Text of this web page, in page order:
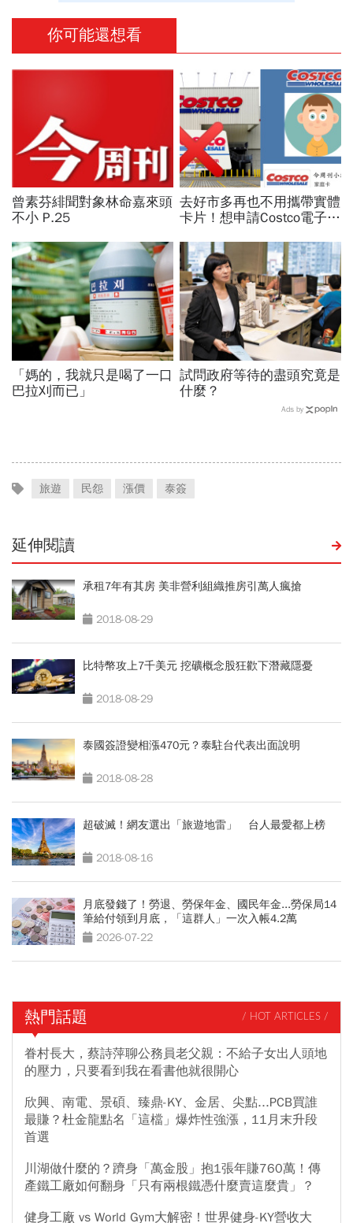
你可能還想看
曾素芬緋聞對象林命嘉來頭
不小 P.25
去好市多再也不用攜帶實體
卡片！想申請Costco電子會
「媽的，我就只是喝了一口
巴拉刈而已」
試問政府等待的盡頭究竟是
什麼？
Ads by
旅遊 民怨 漲價 泰簽
延伸閱讀
承租7年有其房 美非營利組織推房引萬人瘋搶
2018-08-29
比特幣攻上7千美元 挖礦概念股狂歡下潛藏隱憂
2018-08-29
泰國簽證變相漲470元？泰駐台代表出面說明
2018-08-28
超破滅！網友選出「旅遊地雷」 台人最愛都上榜
2018-08-16
月底發錢了！勞退、勞保年金、國民年金...勞保局14
筆給付領到月底，「這群人」一次入帳4.2萬
2026-07-22
熱門話題 / HOT ARTICLES /
眷村長大，蔡詩萍聊公務員老父親：不給子女出人頭地
的壓力，只要看到我在看書他就很開心
欣興、南電、景碩、臻鼎-KY、金居、尖點...PCB買誰
最賺？杜金龍點名「這檔」爆炸性強漲，11月末升段
首選
川湖做什麼的？躋身「萬金股」抱1張年賺760萬！傳
產鐵工廠如何翻身「只有兩根鐵憑什麼賣這麼貴」？
健身工廠 vs World Gym大解密！世界健身-KY營收大